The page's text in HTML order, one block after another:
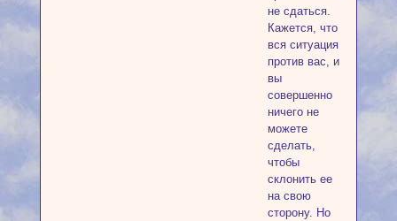
не сдаться.
Кажется, что
вся ситуация
против вас, и
вы
совершенно
ничего не
можете
сделать,
чтобы
склонить ее
на свою
сторону. Но